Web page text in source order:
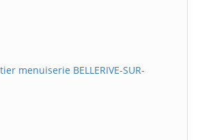
menuiserie BELLERIVE-SUR-